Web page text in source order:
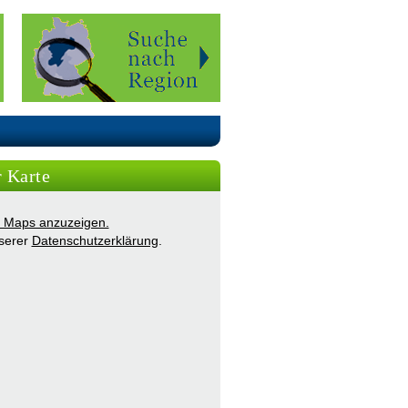
Karte
anzuzeigen.
Datenschutzerklärung